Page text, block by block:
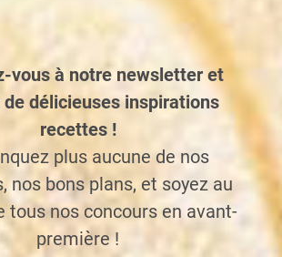
vous à notre newsletter et
de délicieuses inspirations
recettes !
plus aucune de nos
nos bons plans, et soyez au
tous nos concours en avant-
première !